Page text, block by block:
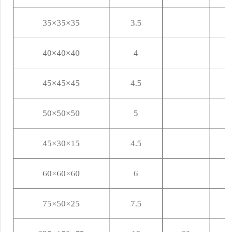
35×35×35 3.5
40×40×40 4
45×45×45 4.5
50×50×50 5
45×30×15 4.5
60×60×60 6
75×50×25 7.5